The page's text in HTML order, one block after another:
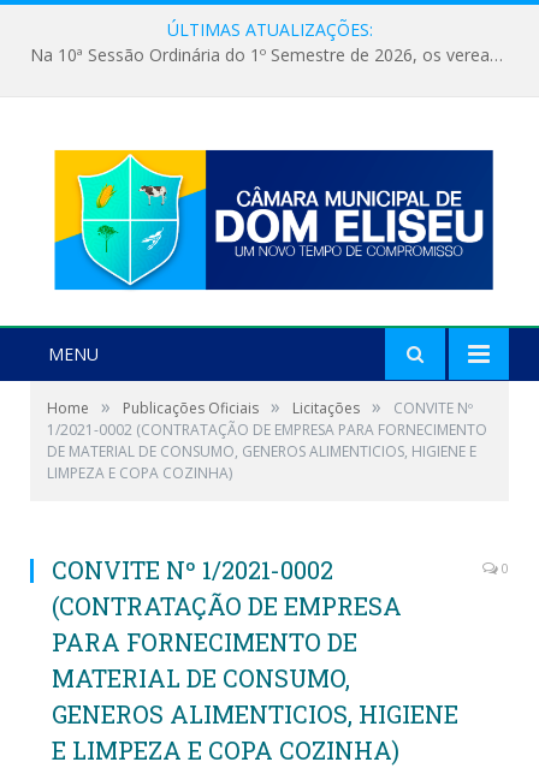
ÚLTIMAS ATUALIZAÇÕES:
Na 10ª Sessão Ordinária do 1º Semestre de 2026, os vereadores receberam a nova comandante do 51º Batalhão de Polícia Militar, a Major Alessandra Lopes Leal Bandeira. A visita institucional proporcionou a apresentação da oficial aos parlamentares e reforçou o compromisso de cooperação entre a Polícia Militar e o Poder Legislativo em prol da segurança da população.
MENU
Home » Publicações Oficiais » Licitações »
CONVITE Nº
1/2021-0002 (CONTRATAÇÃO DE EMPRESA PARA FORNECIMENTO
DE MATERIAL DE CONSUMO, GENEROS ALIMENTICIOS, HIGIENE E
LIMPEZA E COPA COZINHA)
CONVITE Nº 1/2021-0002
(CONTRATAÇÃO DE EMPRESA
PARA FORNECIMENTO DE
MATERIAL DE CONSUMO,
GENEROS ALIMENTICIOS, HIGIENE
E LIMPEZA E COPA COZINHA)
0